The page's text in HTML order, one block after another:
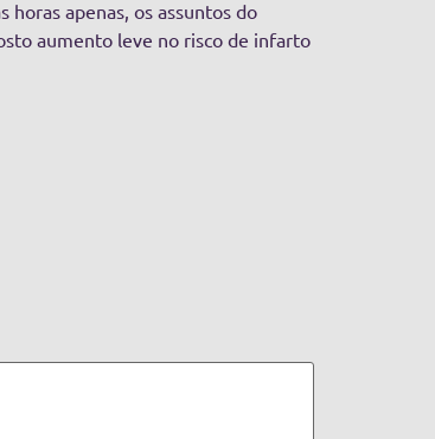
apenas, os assuntos do
aumento leve no risco de infarto